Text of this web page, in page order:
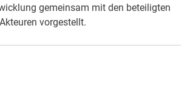
gemeinsam mit den beteiligten
vorgestellt.